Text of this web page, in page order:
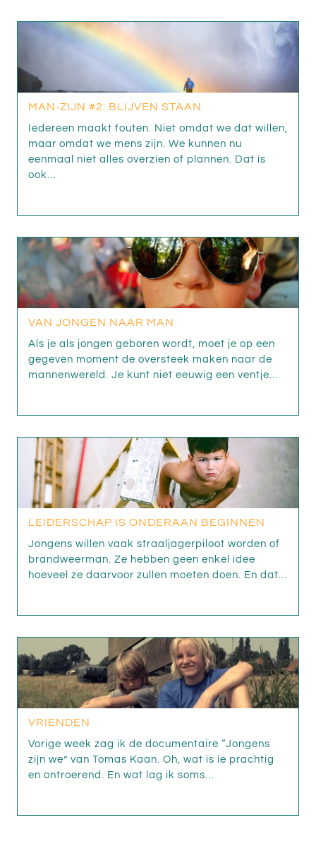
MAN-ZIJN #2: BLIJVEN STAAN
Iedereen maakt fouten. Niet omdat we dat willen,
maar omdat we mens zijn. We kunnen nu
eenmaal niet alles overzien of plannen. Dat is
ook…
VAN JONGEN NAAR MAN
Als je als jongen geboren wordt, moet je op een
gegeven moment de oversteek maken naar de
mannenwereld. Je kunt niet eeuwig een ventje…
LEIDERSCHAP IS ONDERAAN BEGINNEN
Jongens willen vaak straaljagerpiloot worden of
brandweerman. Ze hebben geen enkel idee
hoeveel ze daarvoor zullen moeten doen. En dat…
VRIENDEN
Vorige week zag ik de documentaire “Jongens
zijn we” van Tomas Kaan. Oh, wat is ie prachtig
en ontroerend. En wat lag ik soms…